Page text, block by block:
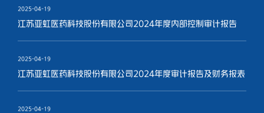
2025-04-19
江苏亚虹医药科技股份有限公司2024年度内部控制审计报告
2025-04-19
江苏亚虹医药科技股份有限公司2024年度审计报告及财务报表
2025-04-19